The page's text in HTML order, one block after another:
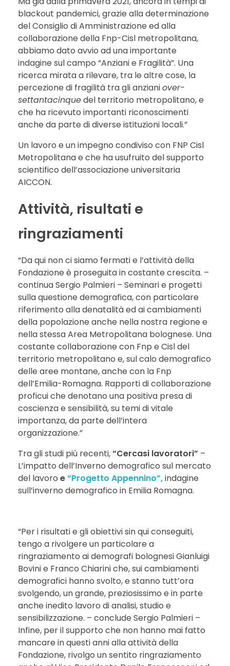
blackout pandemici, grazie alla determinazione
del Consiglio di Amministrazione ed alla
collaborazione della Fnp-Cisl metropolitana,
abbiamo dato avvio ad una importante
indagine sul campo “Anziani e Fragilità”. Una
ricerca mirata a rilevare, tra le altre cose, la
percezione di fragilità tra gli anzianiover-
settantacinquedel territorio metropolitano, e
che ha ricevuto importanti riconoscimenti
anche da parte di diverse istituzioni locali.”
Un lavoro e un impegno condiviso con FNP Cisl
Metropolitana e che ha usufruito del supporto
scientifico dell’associazione universitaria
AICCON.
Attività, risultati e
ringraziamenti
“Da qui non ci siamo fermati e l’attività della
Fondazione è proseguita in costante crescita. –
continua Sergio Palmieri – Seminari e progetti
sulla questione demografica, con particolare
riferimento alla denatalità ed ai cambiamenti
della popolazione anche nella nostra regione e
nella stessa Area Metropolitana bolognese. Una
costante collaborazione con Fnp e Cisl del
territorio metropolitano e, sul calo demografico
delle aree montane, anche con la Fnp
dell’Emilia-Romagna. Rapporti di collaborazione
proficui che denotano una positiva presa di
coscienza e sensibilità, su temi di vitale
importanza, da parte dell’intera
organizzazione.”
Tra gli studi più recenti,“Cercasi lavoratori” –
L’impatto dell’Inverno demografico sul mercato
del lavoro e“Progetto Appennino”,indagine
sull’inverno demografico in Emilia Romagna.
“Per i risultati e gli obiettivi sin qui conseguiti,
tengo a rivolgere un particolare a
ringraziamento ai demografi bolognesi Gianluigi
Bovini e Franco Chiarini che, sui cambiamenti
demografici hanno svolto, e stanno tutt’ora
svolgendo, un grande, preziosissimo e in parte
anche inedito lavoro di analisi, studio e
sensibilizzazione. – conclude Sergio Palmieri –
Infine, per il supporto che non hanno mai fatto
mancare in questi anni alla attività della
Fondazione, rivolgo un sentito ringraziamento